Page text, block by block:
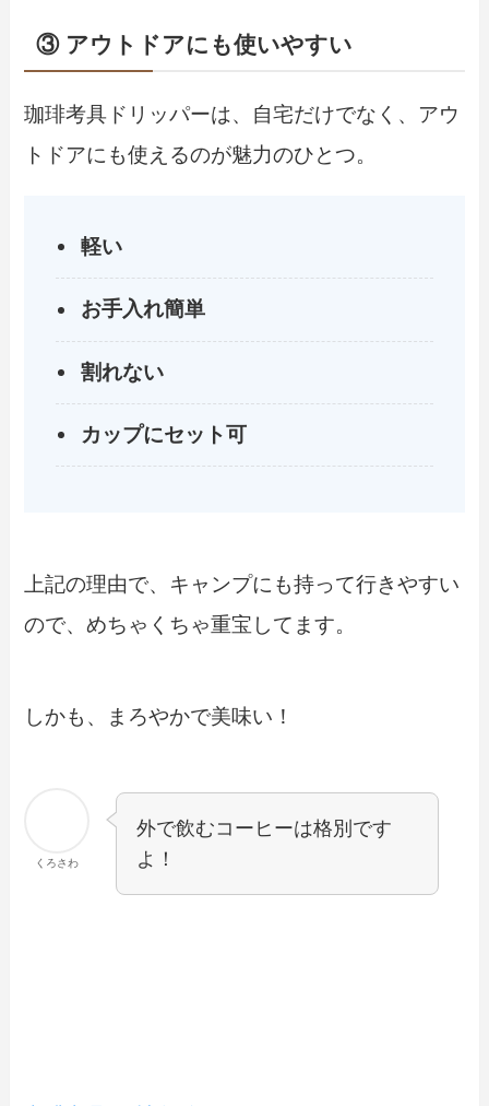
③ アウトドアにも使いやすい
珈琲考具ドリッパーは、自宅だけでなく、アウ
トドアにも使えるのが魅力のひとつ。
軽い
お手入れ簡単
割れない
カップにセット可
上記の理由で、キャンプにも持って行きやすい
ので、めちゃくちゃ重宝してます。
しかも、まろやかで美味い！
くろさわ
外で飲むコーヒーは格別です
よ！